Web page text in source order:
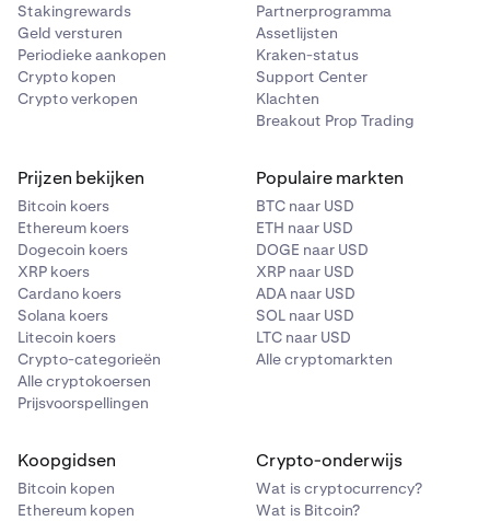
Stakingrewards
Geld versturen
Periodieke aankopen
Crypto kopen
Crypto verkopen
Partnerprogramma
Assetlijsten
Kraken-status
Support Center
Klachten
Breakout Prop Trading
Prijzen bekijken
Bitcoin koers
Ethereum koers
Dogecoin koers
XRP koers
Cardano koers
Solana koers
Litecoin koers
Crypto-categorieën
Alle cryptokoersen
Prijsvoorspellingen
Populaire markten
BTC naar USD
ETH naar USD
DOGE naar USD
XRP naar USD
ADA naar USD
SOL naar USD
LTC naar USD
Alle cryptomarkten
Koopgidsen
Bitcoin kopen
Ethereum kopen
Crypto-onderwijs
Wat is cryptocurrency?
Wat is Bitcoin?